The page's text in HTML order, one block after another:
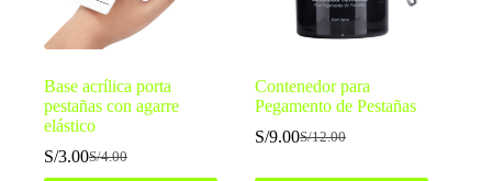
Base acrílica porta
pestañas con agarre
elástico
S/4.00
El
S/3.00El
Contenedor para
Pegamento de Pestañas
S/12.00
El
S/9.00El